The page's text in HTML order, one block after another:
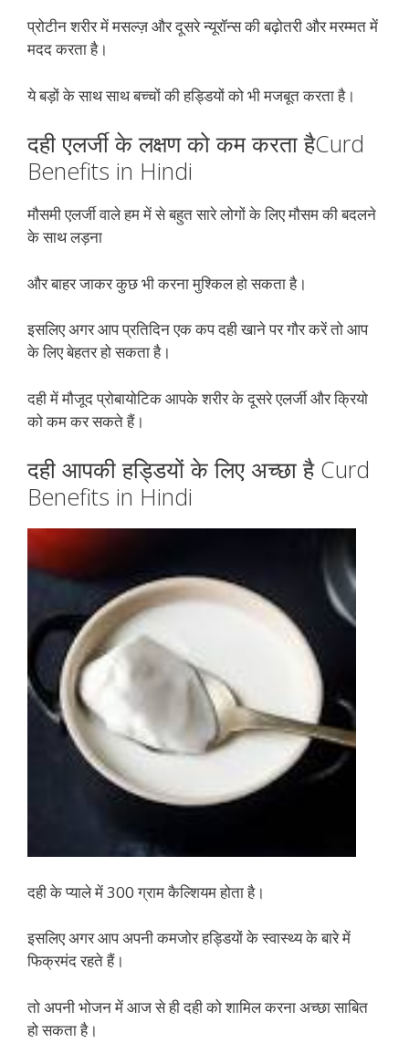
प्रोटीन शरीर में मसल्ज़ और दूसरे न्यूरॉन्स की बढ़ोतरी और मरम्मत में
मदद करता है।
ये बड़ों के साथ साथ बच्चों की हड्डियों को भी मजबूत करता है।
दही एलर्जी के लक्षण को कम करता हैCurd
Benefits in Hindi
मौसमी एलर्जी वाले हम में से बहुत सारे लोगों के लिए मौसम की बदलने
के साथ लड़ना
और बाहर जाकर कुछ भी करना मुश्किल हो सकता है।
इसलिए अगर आप प्रतिदिन एक कप दही खाने पर गौर करें तो आप
के लिए बेहतर हो सकता है।
दही में मौजूद प्रोबायोटिक आपके शरीर के दूसरे एलर्जी और क्रियो
को कम कर सकते हैं।
दही आपकी हड्डियों के लिए अच्छा है Curd
Benefits in Hindi
दही के प्याले में 300 ग्राम कैल्शियम होता है।
इसलिए अगर आप अपनी कमजोर हड्डियों के स्वास्थ्य के बारे में
फिक्रमंद रहते हैं।
तो अपनी भोजन में आज से ही दही को शामिल करना अच्छा साबित
हो सकता है।